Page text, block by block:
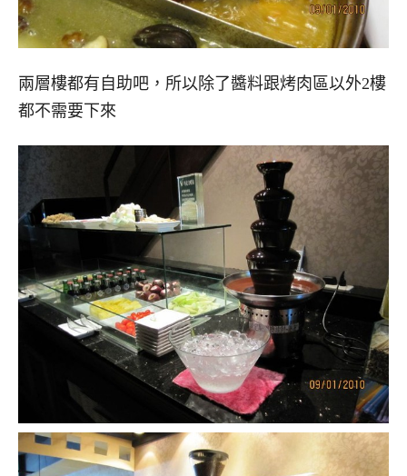
兩層樓都有自助吧，所以除了醬料跟烤肉區以外2樓
都不需要下來